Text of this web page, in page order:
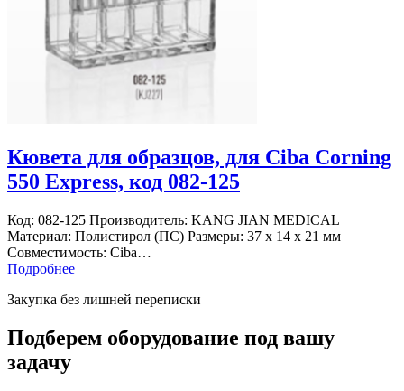
Кювета для образцов, для Ciba Corning
550 Express, код 082-125
Код: 082-125 Производитель: KANG JIAN MEDICAL
Материал: Полистирол (ПС) Размеры: 37 х 14 х 21 мм
Совместимость: Ciba…
Подробнее
Закупка без лишней переписки
Подберем оборудование под вашу
задачу